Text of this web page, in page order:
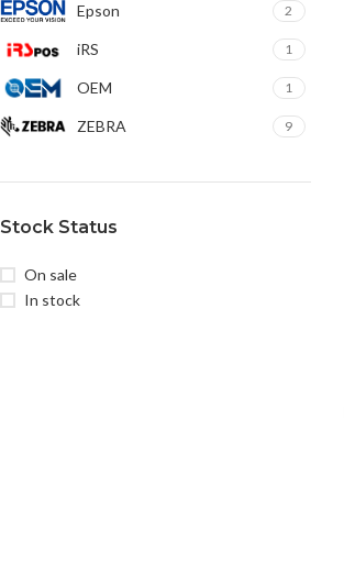
Epson 2
iRS 1
OEM 1
ZEBRA 9
Stock Status
On sale
In stock